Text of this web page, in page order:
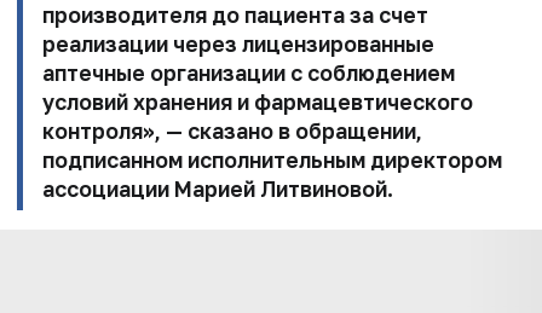
производителя до пациента за счет
реализации через лицензированные
аптечные организации с соблюдением
условий хранения и фармацевтического
контроля», — сказано в обращении,
подписанном исполнительным директором
ассоциации Марией Литвиновой.